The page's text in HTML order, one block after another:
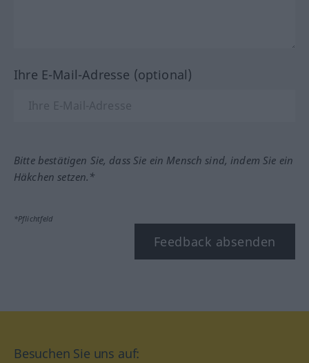
Ihre E-Mail-Adresse (optional)
Bitte bestätigen Sie, dass Sie ein Mensch sind, indem Sie ein
Häkchen setzen.*
*Pflichtfeld
Feedback absenden
Besuchen Sie uns auf: